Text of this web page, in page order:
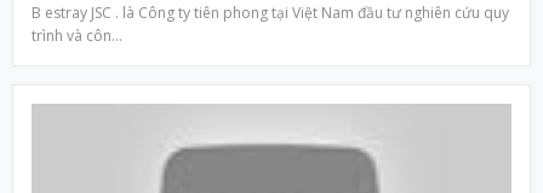
B estray JSC . là Công ty tiên phong tại Việt Nam đầu tư nghiên cứu quy
trình và côn…